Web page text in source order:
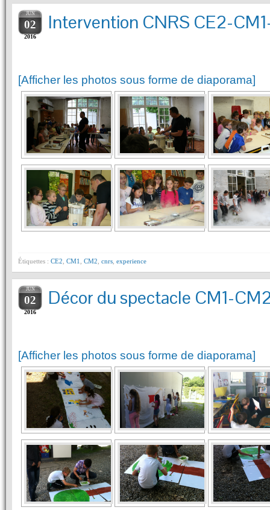
JUN
02
2016
Intervention CNRS CE2-
[Afficher les photos sous forme de diaporama]
Étiquettes : CE2 CM1 CM2 cnrs experience
JUN
02
2016
Décor du spectacle CM1-
[Afficher les photos sous forme de diaporama]